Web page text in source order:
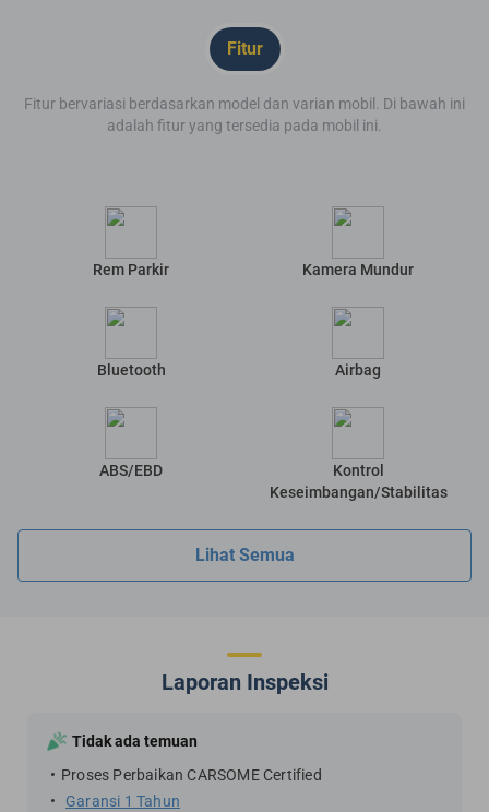
Fitur
Fitur bervariasi berdasarkan model dan varian mobil. Di bawah ini
adalah fitur yang tersedia pada mobil ini.
Rem Parkir Kamera Mundur
Bluetooth Airbag
ABS/EBD
Kontrol
Keseimbangan/Stabilitas
Lihat Semua
Laporan Inspeksi
Tidak ada temuan
Proses Perbaikan CARSOME Certified
Garansi 1 Tahun